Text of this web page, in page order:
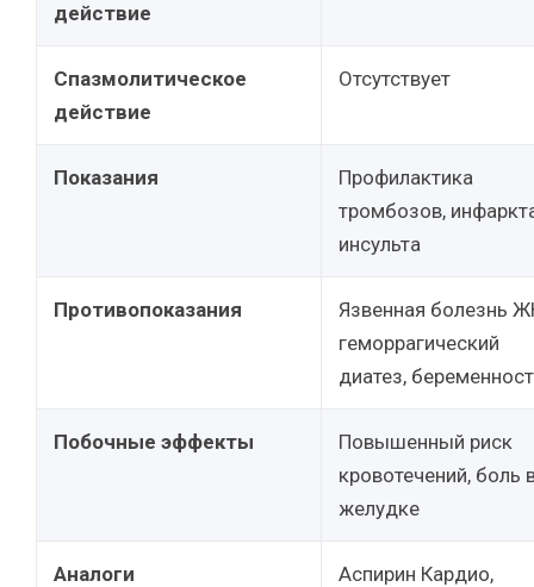
действие
Спазмолитическое
действие
Отсутствует
Показания
Профилактика
тромбозов,
инсульта
Противопоказания
Язвенная болезнь
геморрагический
диатез,
Побочные эффекты
Повышенный риск
кровотечений, боль
желудке
Аналоги
Аспирин Кардио,